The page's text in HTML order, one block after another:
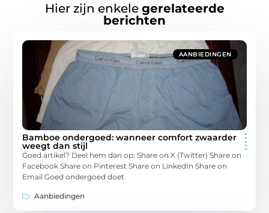
Hier zijn enkele gerelateerde
berichten
AANBIEDINGEN
Bamboe ondergoed: wanneer comfort zwaarder
weegt dan stijl
Goed artikel? Deel hem dan op: Share on X (Twitter) Share on
Facebook Share on Pinterest Share on LinkedIn Share on
Email Goed ondergoed doet
Aanbiedingen